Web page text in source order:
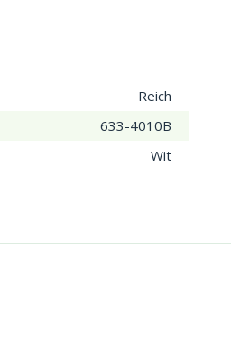
Reich
633-4010B
Wit